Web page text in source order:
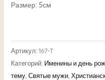
Размер: 5см
Артикул: 167-T
Категорий: Именины и день
тему, Святые мужи,